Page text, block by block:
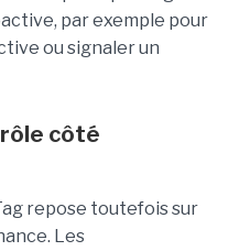
par exemple pour
ou signaler un
côté
repose toutefois sur
Les